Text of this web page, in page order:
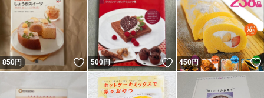
850円 いいね！
500円 いいね！
450円